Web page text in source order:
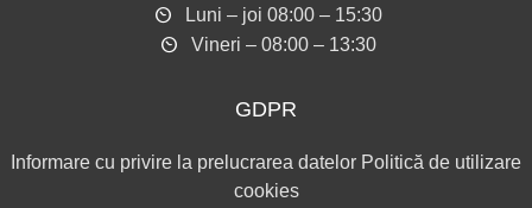
Luni – joi 08:00 – 15:30
Vineri – 08:00 – 13:30
GDPR
Informare cu privire la prelucrarea datelor Politică de utilizare
cookies